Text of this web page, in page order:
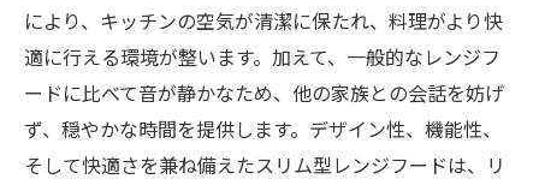
により、キッチンの空気が清潔に保たれ、料理がより快
適に行える環境が整います。加えて、一般的なレンジフ
ードに比べて音が静かなため、他の家族との会話を妨げ
ず、穏やかな時間を提供します。デザイン性、機能性、
そして快適さを兼ね備えたスリム型レンジフードは、リ